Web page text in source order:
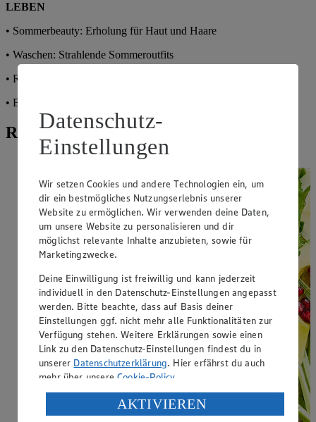
LEBEN
• Sommerbeauty: Erholung für Haut und Haare
• Waschen: Strahlende Sommeroutfits
• Reisen: Die schönsten Inseln Kroatiens
• Bücher: Lesespaß im Sommer
Rezepte aus der aktuellen Mit Liebe
Datenschutz-
Einstellungen
Wir setzen Cookies und andere Technologien ein, um
dir ein bestmögliches Nutzungserlebnis unserer
Website zu ermöglichen. Wir verwenden deine Daten,
um unsere Website zu personalisieren und dir
möglichst relevante Inhalte anzubieten, sowie für
Marketingzwecke.
Deine Einwilligung ist freiwillig und kann jederzeit
individuell in den Datenschutz-Einstellungen angepasst
werden. Bitte beachte, dass auf Basis deiner
Einstellungen ggf. nicht mehr alle Funktionalitäten zur
Verfügung stehen. Weitere Erklärungen sowie einen
Link zu den Datenschutz-Einstellungen findest du in
unserer Datenschutzerklärung. Hier erfährst du auch
mehr über unsereCookie-Policy.
Verarbeitung deiner personenbezogenen Daten in den
USA durch Facebook und YouTube:
AKTIVIEREN